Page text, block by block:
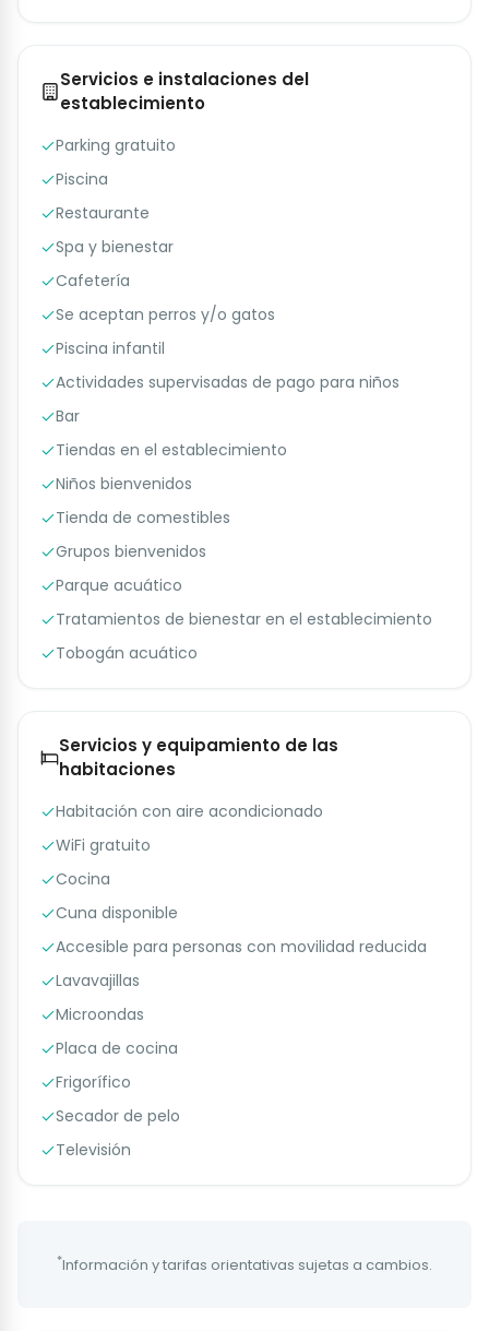
Servicios e instalaciones del
establecimiento
Parking gratuito
Piscina
Restaurante
Spa y bienestar
Cafetería
Se aceptan perros y/o gatos
Piscina infantil
Actividades supervisadas de pago para niños
Bar
Tiendas en el establecimiento
Niños bienvenidos
Tienda de comestibles
Grupos bienvenidos
Parque acuático
Tratamientos de bienestar en el establecimiento
Tobogán acuático
Servicios y equipamiento de las
habitaciones
Habitación con aire acondicionado
WiFi gratuito
Cocina
Cuna disponible
Accesible para personas con movilidad reducida
Lavavajillas
Microondas
Placa de cocina
Frigorífico
Secador de pelo
Televisión
*Información y tarifas orientativas sujetas a cambios.